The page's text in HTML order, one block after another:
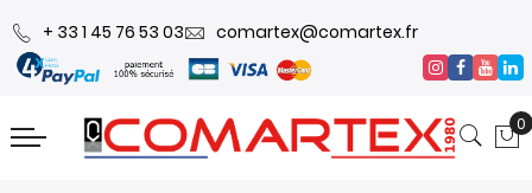
+ 33 1 45 76 53 03 comartex@comartex.fr
0